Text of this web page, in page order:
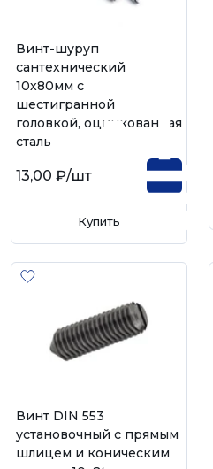
Винт-шуруп
сантехнический
10х80мм с
шестигранной
головкой, оцинкованная
сталь
13,00 ₽/шт
Купить
Винт DIN 553
установочный с прямым
шлицем и коническим